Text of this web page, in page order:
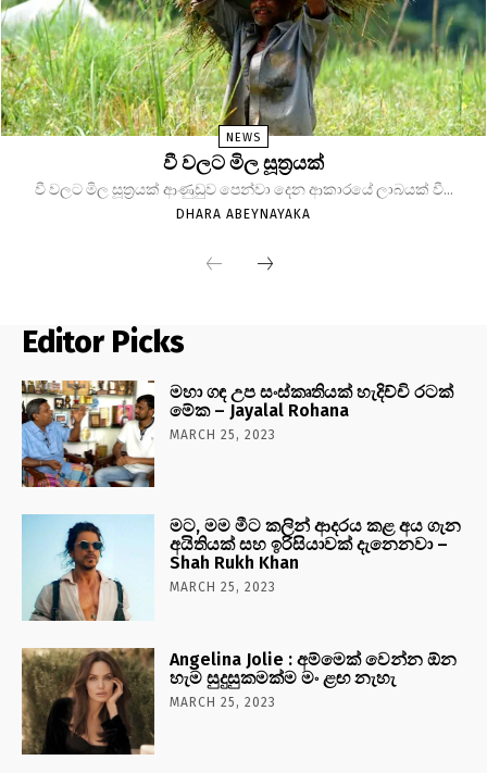
NEWS
වී වලට මිල සූත්‍රයක්
වී වලට මිල සූත්‍රයක් ආණුඩුව පෙන්වා දෙන ආකාරයේ ලාබයක් වී...
DHARA ABEYNAYAKA
Editor Picks
මහා ගඳ උප සංස්කෘතියක් හැදිච්චි රටක්
මේක – Jayalal Rohana
MARCH 25, 2023
මට, මම මීට කලින් ආදරය කළ අය ගැන
අයිතියක් සහ ඉරිසියාවක් දැනෙනවා –
Shah Rukh Khan
MARCH 25, 2023
Angelina Jolie : අම්මෙක් වෙන්න ඕන
හැම සුදුසුකමක්ම මං ළඟ නැහැ
MARCH 25, 2023